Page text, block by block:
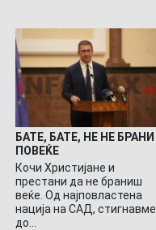
БАТЕ, БАТЕ, НЕ НЕ БРАНИ
ПОВЕЌЕ
Кочи Христијане и
престани да не браниш
веќе. Од најповластена
нација на САД, стигнавме
до…